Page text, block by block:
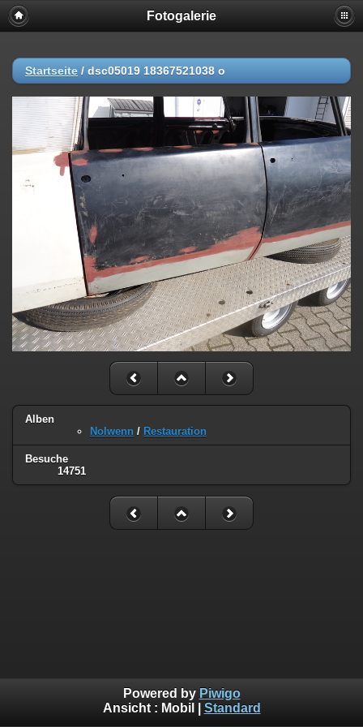
Fotogalerie
Startseite / dsc05019 18367521038 o
Alben
Nolwenn / Restauration
Besuche
14751
Powered by Piwigo
Ansicht : Mobil Standard